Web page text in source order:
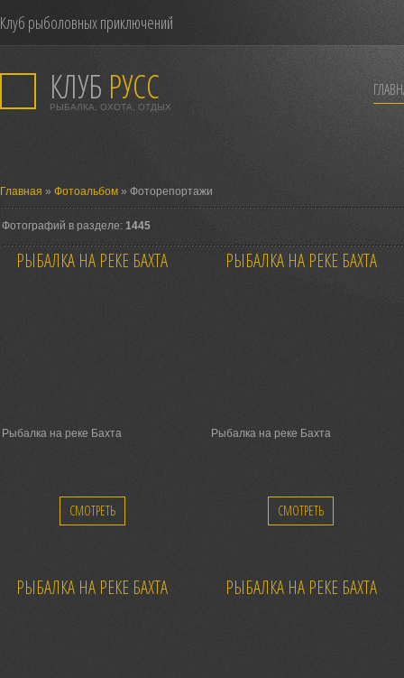
Клуб рыболовных приключений
КЛУБ РУСС
РЫБАЛКА, ОХОТА, ОТДЫХ
Главная » Фотоальбом » Фоторепортажи
Фотографий в разделе: 1445
РЫБАЛКА НА РЕКЕ БАХТА
Рыбалка на реке Бахта
СМОТРЕТЬ
РЫБАЛКА НА РЕКЕ БАХТА
Рыбалка на реке Бахта
СМОТРЕТЬ
РЫБАЛКА НА РЕКЕ БАХТА РЫБАЛКА НА РЕКЕ БАХТА